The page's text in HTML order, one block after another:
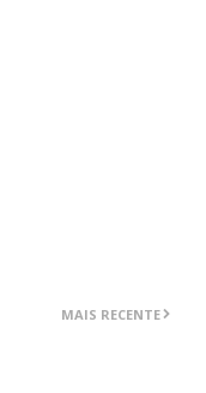
MAIS RECENTE